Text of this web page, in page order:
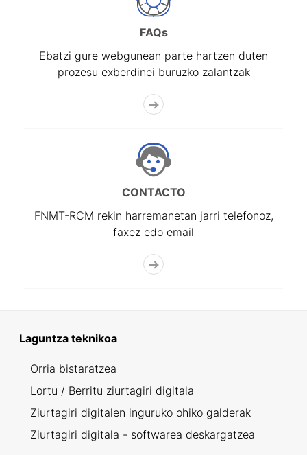
FAQs
Ebatzi gure webgunean parte hartzen duten
prozesu exberdinei buruzko zalantzak
CONTACTO
FNMT-RCM rekin harremanetan jarri telefonoz,
faxez edo email
Laguntza teknikoa
Orria bistaratzea
Lortu / Berritu ziurtagiri digitala
Ziurtagiri digitalen inguruko ohiko galderak
Ziurtagiri digitala - softwarea deskargatzea